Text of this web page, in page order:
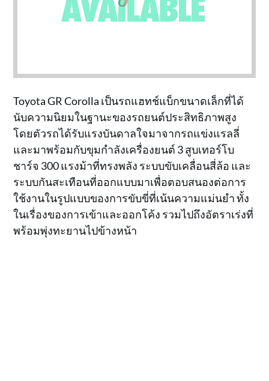
Toyota GR Corolla เป็นรถแฮทช์แบ็กขนาดเล็กที่ได้
นับความนิยมในฐานะของรถยนต์ประสิทธิภาพสูง
โดยตัวรถได้รับแรงบันดาลใจมาจากรถแข่งแรลลี่
และมาพร้อมกับขุมกำลังเครื่องยนต์ 3 สูบเทอร์โบ
ชาร์จ 300 แรงม้าที่ทรงพลัง ระบบขับเคลื่อนสี่ล้อ และ
ระบบกันสะเทือนที่ออกแบบมาเพื่อตอบสนองต่อการ
ใช้งานในรูปแบบของการขับขี่ที่เน้นความแม่นยำ ทั้ง
ในเรื่องของการเข้าและออกโค้ง รวมไปถึงอัตราเร่งที่
พร้อมพุ่งทะยานไปข้างหน้า